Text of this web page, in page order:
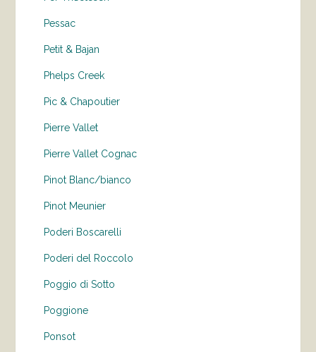
Pessac
Petit & Bajan
Phelps Creek
Pic & Chapoutier
Pierre Vallet
Pierre Vallet Cognac
Pinot Blanc/bianco
Pinot Meunier
Poderi Boscarelli
Poderi del Roccolo
Poggio di Sotto
Poggione
Ponsot